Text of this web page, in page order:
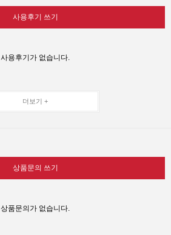
사용후기 쓰기
사용후기가 없습니다.
더보기 +
상품문의 쓰기
상품문의가 없습니다.